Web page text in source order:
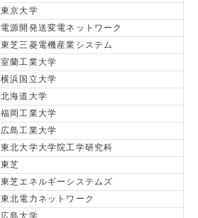
東京大学
電源開発送変電ネットワーク
東芝三菱電機産業システム
室蘭工業大学
横浜国立大学
北海道大学
福岡工業大学
広島工業大学
東北大学大学院工学研究科
東芝
東芝エネルギーシステムズ
東北電力ネットワーク
広島大学